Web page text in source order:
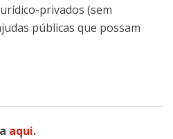
privados (sem
públicas que possam
aqui.